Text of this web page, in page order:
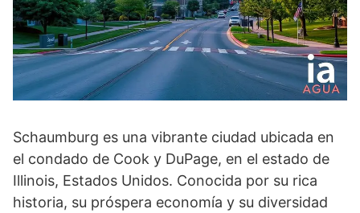
Schaumburg es una vibrante ciudad ubicada en
el condado de Cook y DuPage, en el estado de
Illinois, Estados Unidos. Conocida por su rica
historia, su próspera economía y su diversidad